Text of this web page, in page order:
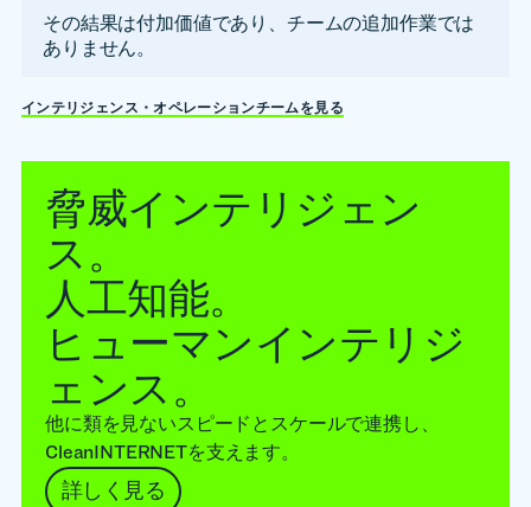
その結果は付加価値であり、チームの追加作業では
ありません。
インテリジェンス・オペレーションチームを見る
脅威インテリジェン
ス。
人工知能。
ヒューマンインテリジ
ェンス。
他に類を見ないスピードとスケールで連携し、
CleanINTERNETを支えます。
詳しく見る